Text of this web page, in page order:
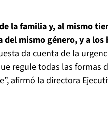
la familia y, al mismo
del mismo género, y a los
da cuenta de la
regule todas las formas
afirmó la directora